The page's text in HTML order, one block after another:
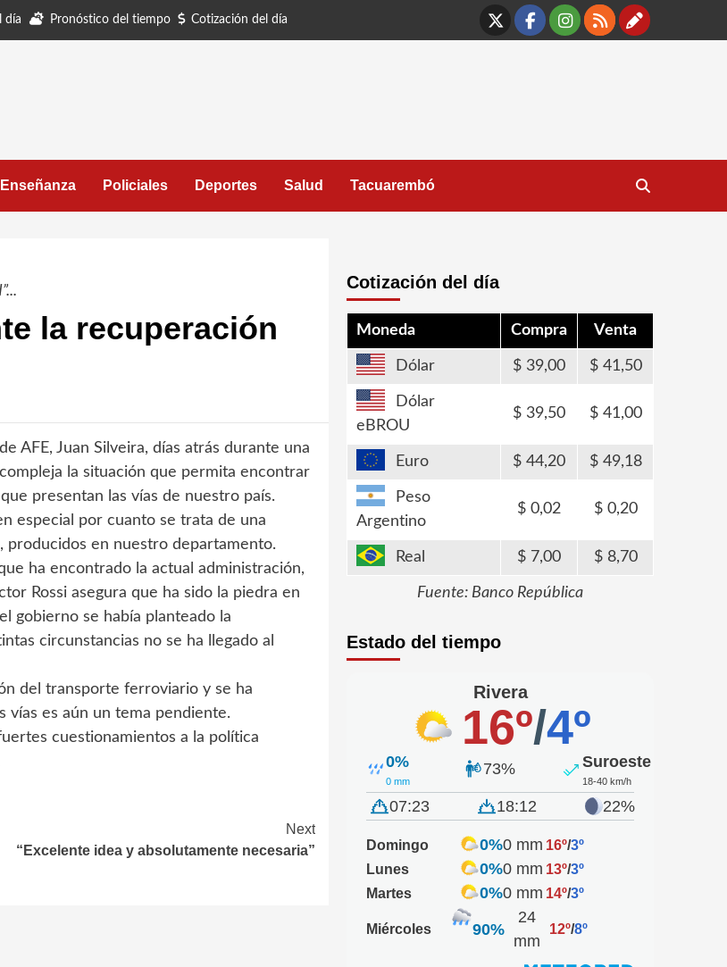
día Pronóstico del tiempo Cotización del día
X Facebook
Instagram
RSS
Enseñanza Policiales Deportes Salud Tacuarembó
la recuperación
AFE, Juan Silveira, días atrás durante una
la situación que permita encontrar
presentan las vías de nuestro país.
especial por cuanto se trata de una
producidos en nuestro departamento.
ha encontrado la actual administración,
Rossi asegura que ha sido la piedra en
gobierno se había planteado la
circunstancias no se ha llegado al
del transporte ferroviario y se ha
vías es aún un tema pendiente.
cuestionamientos a la política
Next
“Excelente idea y absolutamente necesaria”
Cotización del día
Moneda Compra Venta
Dólar 39,00 41,50
Dólar
eBROU
39,50 41,00
Euro 44,20 49,18
Peso
Argentino
0,02 0,20
Real 7,00 8,70
Fuente: Banco República
Estado del tiempo
Rivera
16º/4º
0%
0 mm
73% Suroeste
18-40 km/h
07:23 18:12 22%
Domingo 0%0 mm 16º/3º
Lunes
0%0 mm 13º/3º
Martes
0%0 mm 14º/3º
Miércoles 90%
24
mm
12º/8º